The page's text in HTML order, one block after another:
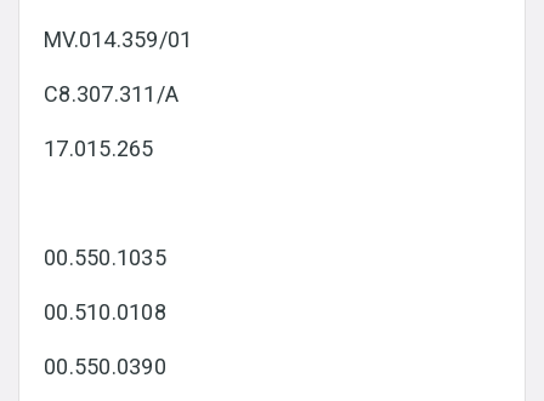
MV.014.359/01
C8.307.311/A
17.015.265
00.550.1035
00.510.0108
00.550.0390